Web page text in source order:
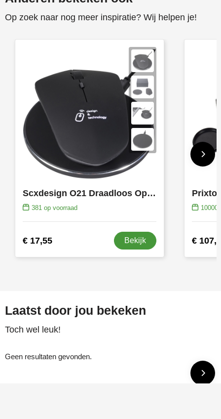
Toppoint
Victorinox
Waterman
Op zoek naar nog meer inspiratie? Wij helpen je!
Scxdesign O21 Draadloos Oplaadbare Muis
381op voorraad
€ 17,55 Bekijk
10000
€
Laatst door jou bekeken
Toch wel leuk!
Geen resultaten gevonden.